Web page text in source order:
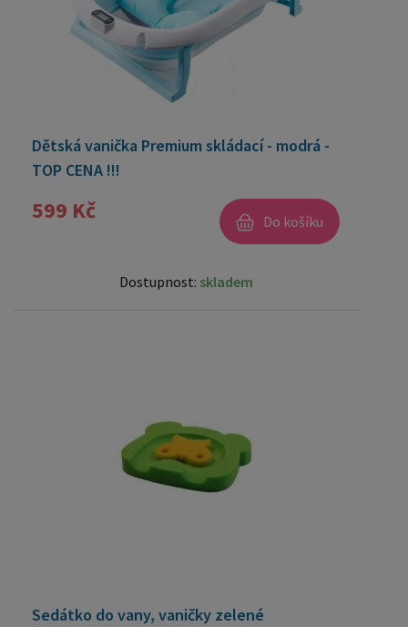
Dětská vanička Premium skládací - modrá -
TOP CENA !!!
599 Kč Do košíku
Dostupnost: skladem
Sedátko do vany, vaničky zelené